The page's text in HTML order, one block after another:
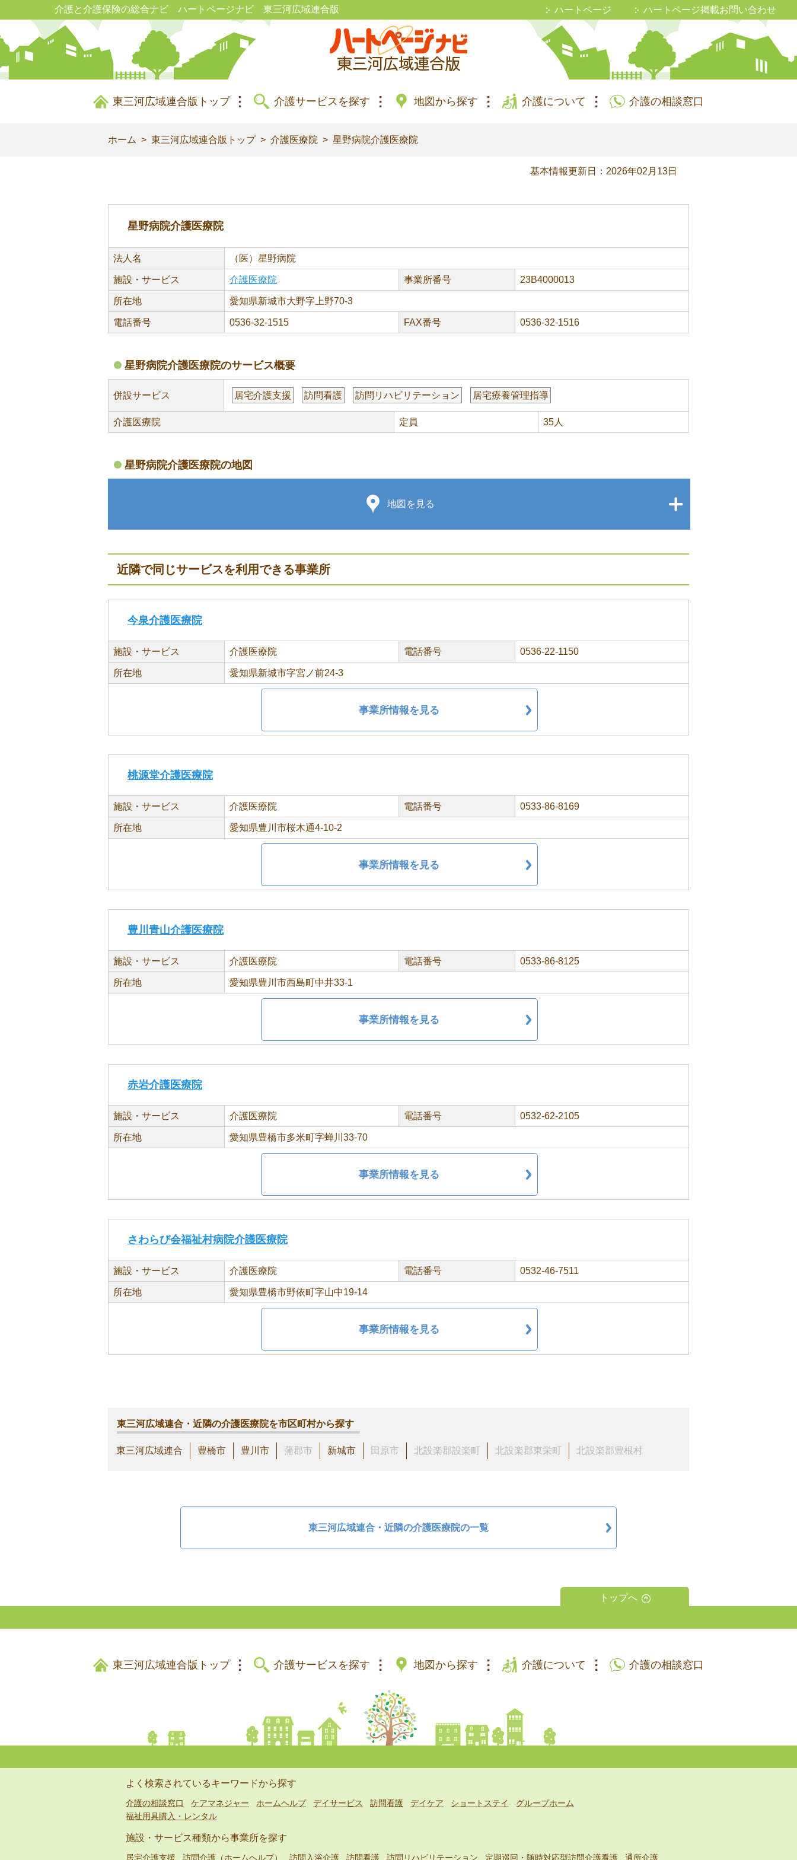
介護と介護保険の総合ナビ ハートページナビ 東三河広域連合版 ハートページ ハートページ掲載お問い合わせ
東三河広域連合版トップ 介護サービスを探す 地図から探す 介護について 介護の相談窓口
ホーム 東三河広域連合版トップ 介護医療院 星野病院介護医療院
基本情報更新日：2026年02月13日
星野病院介護医療院
法人名 （医）星野病院
施設・サービス 介護医療院 事業所番号 23B4000013
所在地 愛知県新城市大野字上野70-3
電話番号 0536-32-1515 FAX番号 0536-32-1516
星野病院介護医療院のサービス概要
併設サービス 居宅介護支援 訪問看護 訪問リハビリテーション 居宅療養管理指導
介護医療院 定員 35人
星野病院介護医療院の地図
地図を見る
近隣で同じサービスを利用できる事業所
今泉介護医療院
施設・サービス 介護医療院 電話番号 0536-22-1150
所在地 愛知県新城市字宮ノ前24-3
事業所情報を見る
桃源堂介護医療院
施設・サービス 介護医療院 電話番号 0533-86-8169
所在地 愛知県豊川市桜木通4-10-2
事業所情報を見る
豊川青山介護医療院
施設・サービス 介護医療院 電話番号 0533-86-8125
所在地 愛知県豊川市西島町中井33-1
事業所情報を見る
赤岩介護医療院
施設・サービス 介護医療院 電話番号 0532-62-2105
所在地 愛知県豊橋市多米町字蝉川33-70
事業所情報を見る
さわらび会福祉村病院介護医療院
施設・サービス 介護医療院 電話番号 0532-46-7511
所在地 愛知県豊橋市野依町字山中19-14
事業所情報を見る
東三河広域連合・近隣の介護医療院を市区町村から探す
東三河広域連合 豊橋市 豊川市 蒲郡市 新城市 田原市 北設楽郡設楽町 北設楽郡東栄町 北設楽郡豊根村
東三河広域連合・近隣の介護医療院の一覧
トップへ
東三河広域連合版トップ 介護サービスを探す 地図から探す 介護について 介護の相談窓口
よく検索されているキーワードから探す
介護の相談窓口 ケアマネジャー ホームヘルプ デイサービス 訪問看護 デイケア ショートステイ
グループホーム
福祉用具購入・レンタル
施設・サービス種類から事業所を探す
居宅介護支援 訪問介護（ホームヘルプ） 訪問入浴介護 訪問看護 訪問リハビリテーション 定期巡回・随時対応型訪問介護看護 通所介護